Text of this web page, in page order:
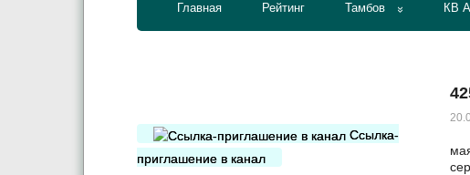
Главная Рейтинг Тамбов КВ
Ссылка-
приглашение в канал